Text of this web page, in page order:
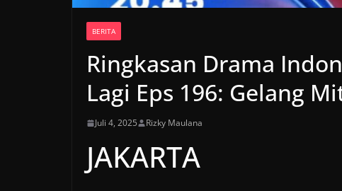
BERITA
Ringkasan Drama
Lagi Eps 196: Gelang
Juli 4, 2025 Rizky Maulana
JAKARTA